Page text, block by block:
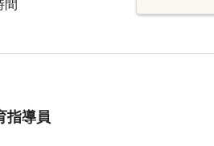
間
指導員